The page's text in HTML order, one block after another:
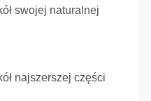
swojej naturalnej
najszerszej części